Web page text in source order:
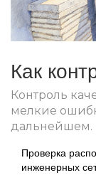
Как
Контроль
мелкие
дальнейшем.
Проверка
инженерных